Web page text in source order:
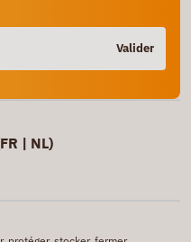
Valider
FR | NL)